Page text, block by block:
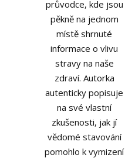
průvodce, kde jsou
pěkně na jednom
místě shrnuté
informace o vlivu
stravy na naše
zdraví. Autorka
autenticky popisuje
na své vlastní
zkušenosti, jak jí
vědomé stavování
pomohlo k vymizení